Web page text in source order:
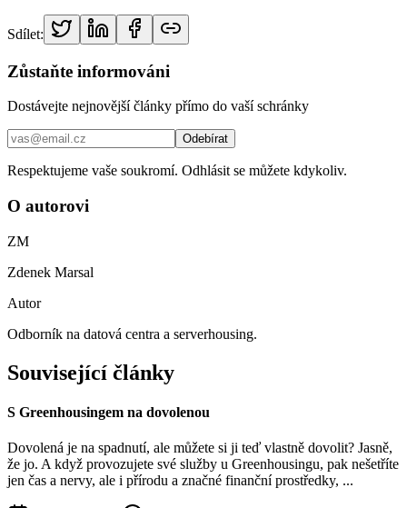
Sdílet:
Zůstaňte informováni
Dostávejte nejnovější články přímo do vaší schránky
Odebírat
Respektujeme vaše soukromí. Odhlásit se můžete kdykoliv.
O autorovi
ZM
Zdenek Marsal
Autor
Odborník na datová centra a serverhousing.
Související články
S Greenhousingem na dovolenou
Dovolená je na spadnutí, ale můžete si ji teď vlastně dovolit? Jasně,
že jo. A když provozujete své služby u Greenhousingu, pak nešetříte
jen čas a nervy, ale i přírodu a značné finanční prostředky, ...